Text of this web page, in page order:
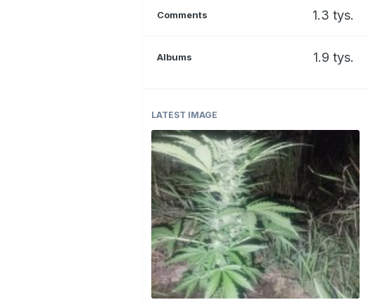
Comments 1.3 tys.
Albums 1.9 tys.
LATEST IMAGE